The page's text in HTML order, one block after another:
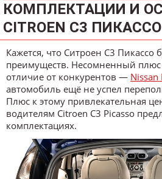
КОМПЛЕКТАЦИИ И
CITROEN С3 ПИКАССО
Кажется, что Ситроен С3 Пикассо
преимуществ. Несомненный
отличие от конкурентов — Nissan
автомобиль ещё не успел
Плюс к этому привлекательная
водителям Citroen C3 Picasso
комплектациях.